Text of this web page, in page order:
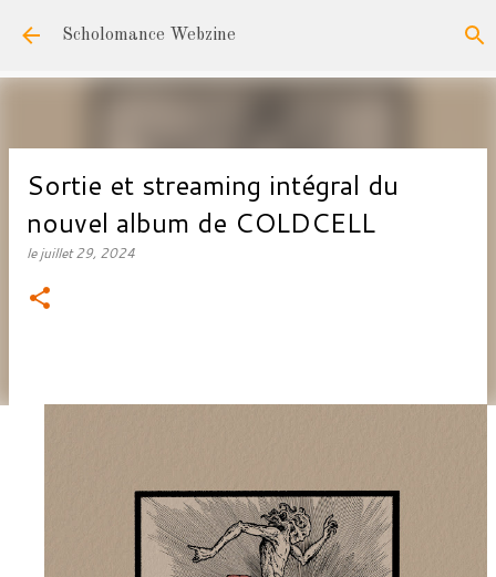
Accéder au contenu principal
Scholomance Webzine
Sortie et streaming intégral du
nouvel album de COLDCELL
lejuillet 29, 2024